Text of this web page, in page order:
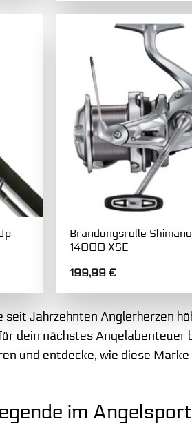
Brandungsrolle
14000 XSE
199,99 €
Jahrzehnten Anglerherzen
dein nächstes Angelabenteuer
und entdecke, wie diese Marke
im Angelsport